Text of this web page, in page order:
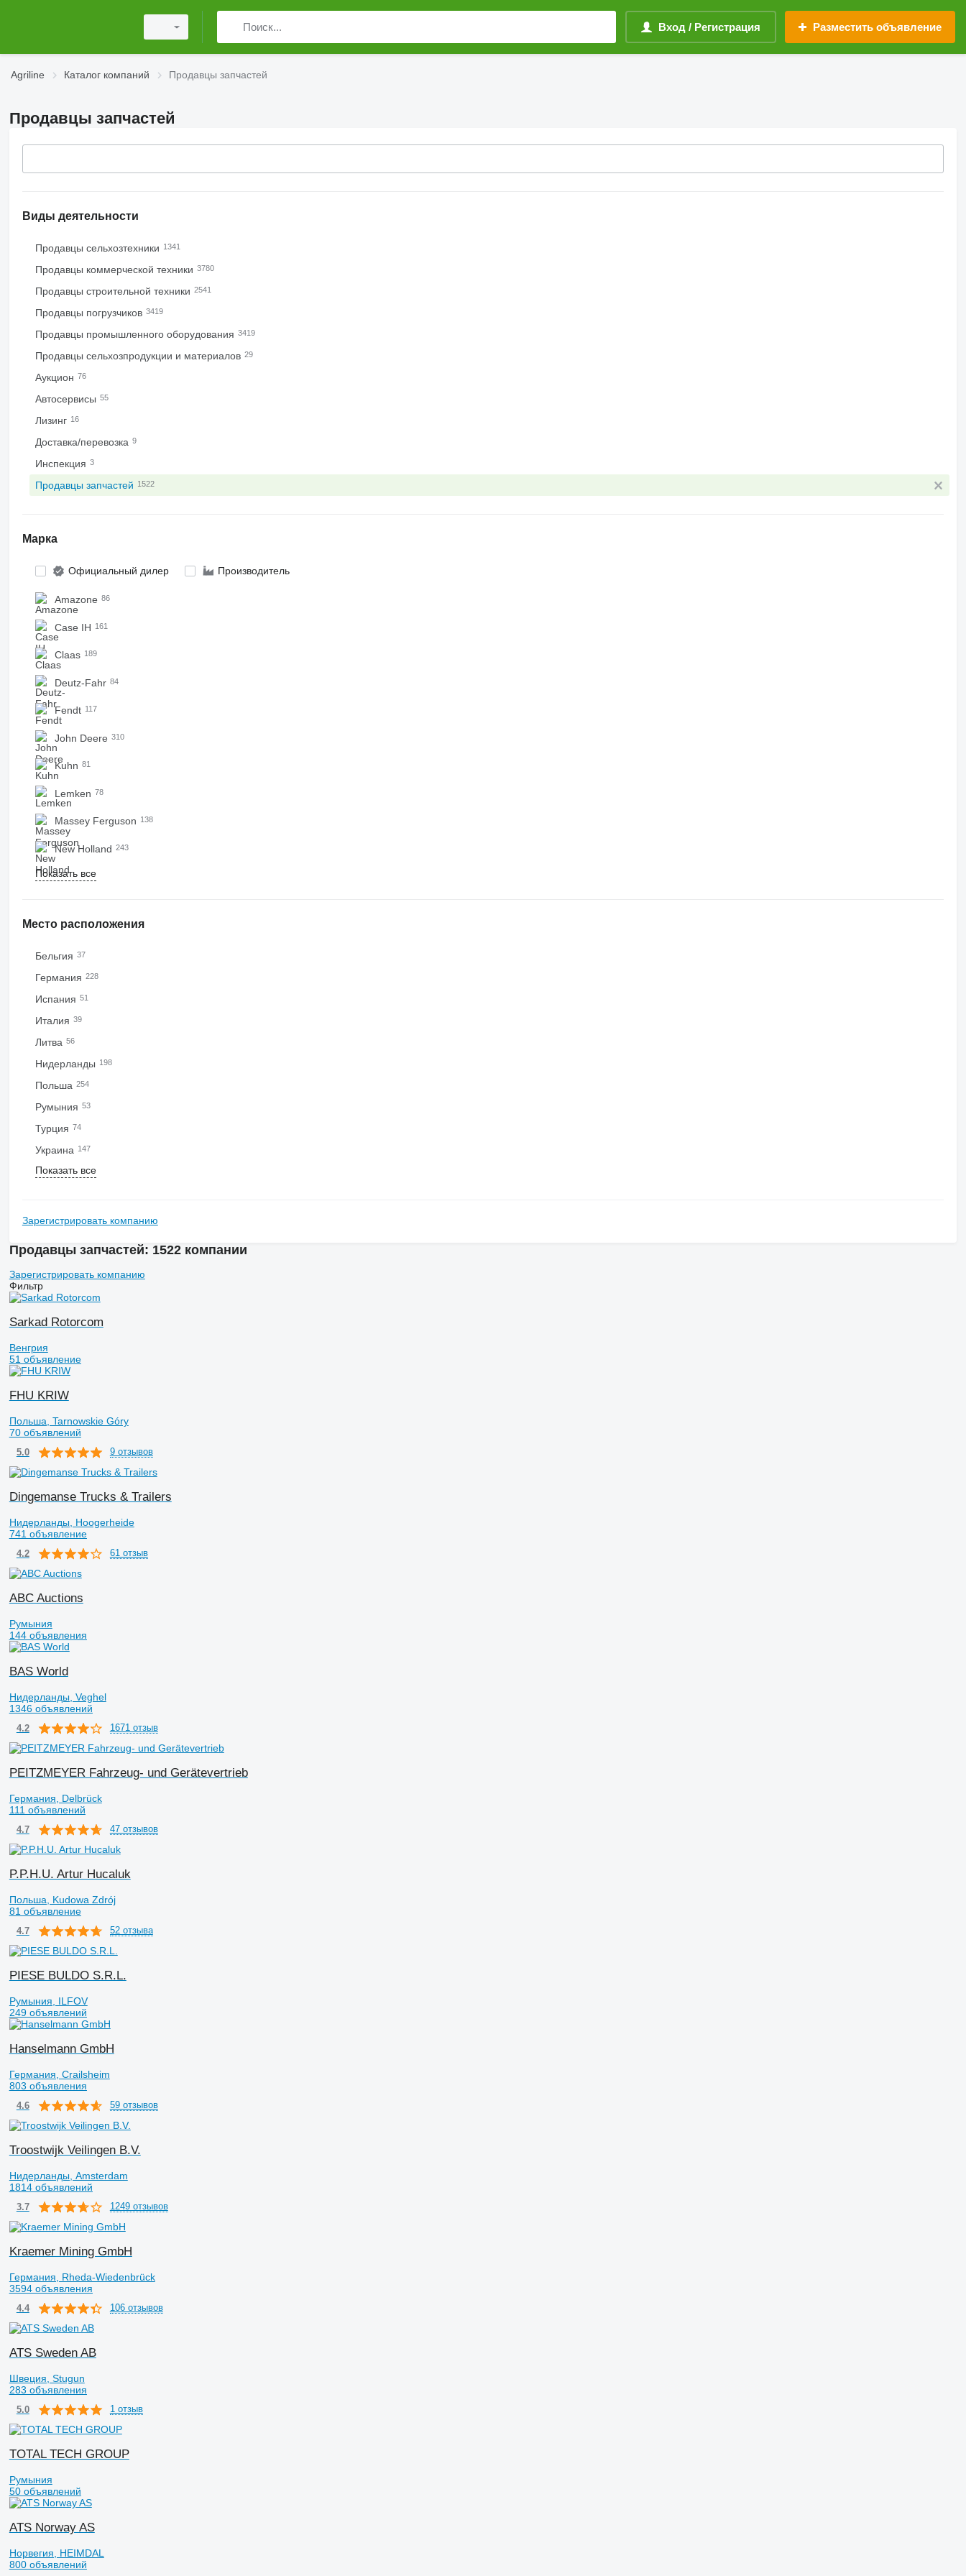
Вход / Регистрация Разместить объявление
Agriline Каталог компаний Продавцы запчастей
Продавцы запчастей
Виды деятельности
Продавцы сельхозтехники 1341
Продавцы коммерческой техники 3780
Продавцы строительной техники 2541
Продавцы погрузчиков 3419
Продавцы промышленного оборудования 3419
Продавцы сельхозпродукции и материалов 29
Аукцион 76
Автосервисы 55
Лизинг 16
Доставка/перевозка 9
Инспекция 3
Продавцы запчастей 1522
Марка
Официальный дилер Производитель
Amazone 86
Case IH 161
Claas 189
Deutz-Fahr 84
Fendt 117
John Deere 310
Kuhn 81
Lemken 78
Massey Ferguson 138
New Holland 243
Показать все
Место расположения
Бельгия 37
Германия 228
Испания 51
Италия 39
Литва 56
Нидерланды 198
Польша 254
Румыния 53
Турция 74
Украина 147
Показать все
Зарегистрировать компанию
Продавцы запчастей: 1522 компании
Зарегистрировать компанию
Фильтр
Sarkad Rotorcom
Венгрия
51 объявление
FHU KRIW
Польша, Tarnowskie Góry
70 объявлений
5.0 9 отзывов
Dingemanse Trucks & Trailers
Нидерланды, Hoogerheide
741 объявление
4.2 61 отзыв
ABC Auctions
Румыния
144 объявления
BAS World
Нидерланды, Veghel
1346 объявлений
4.2 1671 отзыв
PEITZMEYER Fahrzeug- und Gerätevertrieb
Германия, Delbrück
111 объявлений
4.7 47 отзывов
P.P.H.U. Artur Hucaluk
Польша, Kudowa Zdrój
81 объявление
4.7 52 отзыва
PIESE BULDO S.R.L.
Румыния, ILFOV
249 объявлений
Hanselmann GmbH
Германия, Crailsheim
803 объявления
4.6 59 отзывов
Troostwijk Veilingen B.V.
Нидерланды, Amsterdam
1814 объявлений
3.7 1249 отзывов
Kraemer Mining GmbH
Германия, Rheda-Wiedenbrück
3594 объявления
4.4 106 отзывов
ATS Sweden AB
Швеция, Stugun
283 объявления
5.0 1 отзыв
TOTAL TECH GROUP
Румыния
50 объявлений
ATS Norway AS
Норвегия, HEIMDAL
800 объявлений